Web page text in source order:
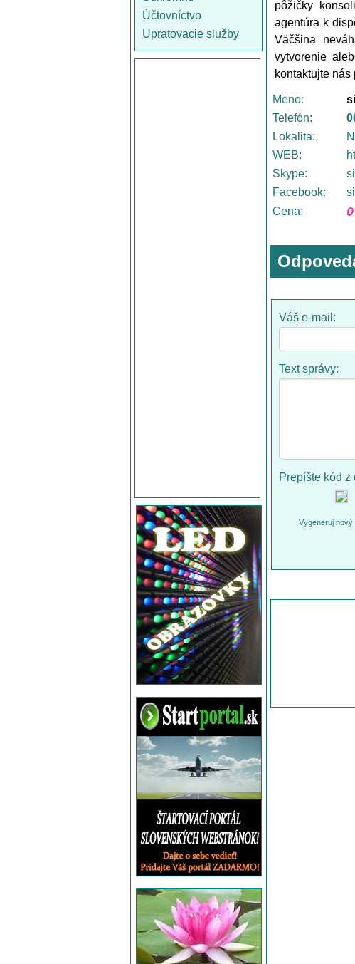
Účtovníctvo
Upratovacie služby
pôžičky
agentúra k
Väčšina
vytvorenie
kontaktujte
Meno:
Telefón:
Lokalita:
WEB:
Skype:
Facebook:
Cena:
Váš e-mail:
Text správy:
Prepíšte kód z
Vygeneruj nový